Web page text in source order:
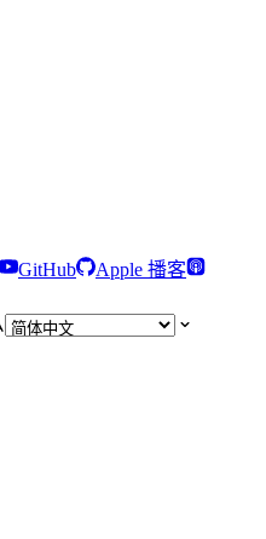
GitHub
Apple 播客